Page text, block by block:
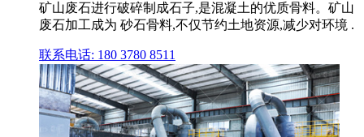
矿山废石进行破碎制成石子,是混凝土的优质骨料。矿山
废石加工成为 砂石骨料,不仅节约土地资源,减少对环境 .
联系电话: 180 3780 8511